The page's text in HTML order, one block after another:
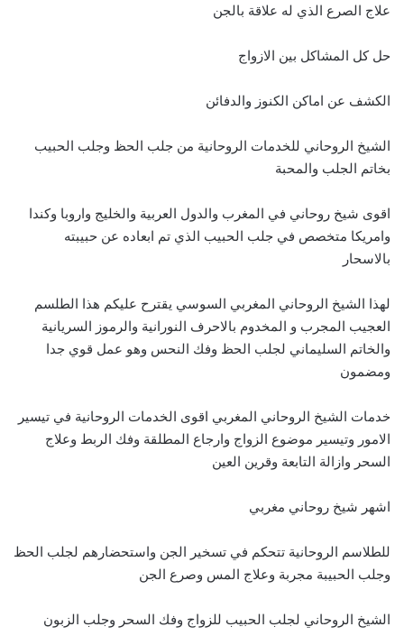
علاج الصرع الذي له علاقة بالجن
حل كل المشاكل بين الازواج
الكشف عن اماكن الكنوز والدفائن
الشيخ الروحاني للخدمات الروحانية من جلب الحظ وجلب الحبيب
بخاتم الجلب والمحبة
اقوى شيخ روحاني في المغرب والدول العربية والخليج واروبا وكندا
وامريكا متخصص في جلب الحبيب الذي تم ابعاده عن حبيبته
بالاسحار
لهذا الشيخ الروحاني المغربي السوسي يقترح عليكم هذا الطلسم
العجيب المجرب و المخدوم بالاحرف النورانية والرموز السريانية
والخاتم السليماني لجلب الحظ وفك النحس وهو عمل قوي جدا
ومضمون
خدمات الشيخ الروحاني المغربي اقوى الخدمات الروحانية في تيسير
الامور وتيسير موضوع الزواج وارجاع المطلقة وفك الربط وعلاج
السحر وازالة التابعة وقرين العين
اشهر شيخ روحاني مغربي
للطلاسم الروحانية تتحكم في تسخير الجن واستحضارهم لجلب الحظ
وجلب الحبيبة مجربة وعلاج المس وصرع الجن
الشيخ الروحاني لجلب الحبيب للزواج وفك السحر وجلب الزبون